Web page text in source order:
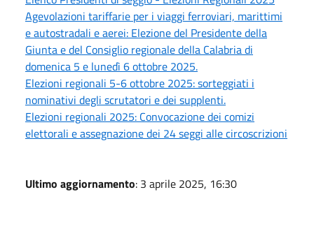
Agevolazioni tariffarie per i viaggi ferroviari, marittimi
e autostradali e aerei: Elezione del Presidente della
Giunta e del Consiglio regionale della Calabria di
domenica 5 e lunedì 6 ottobre 2025.
Elezioni regionali 5-6 ottobre 2025: sorteggiati i
nominativi degli scrutatori e dei supplenti.
Elezioni regionali 2025: Convocazione dei comizi
elettorali e assegnazione dei 24 seggi alle circoscrizioni
Ultimo aggiornamento: 3 aprile 2025, 16:30